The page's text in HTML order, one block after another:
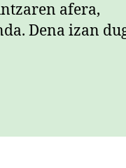
afera,
Dena izan